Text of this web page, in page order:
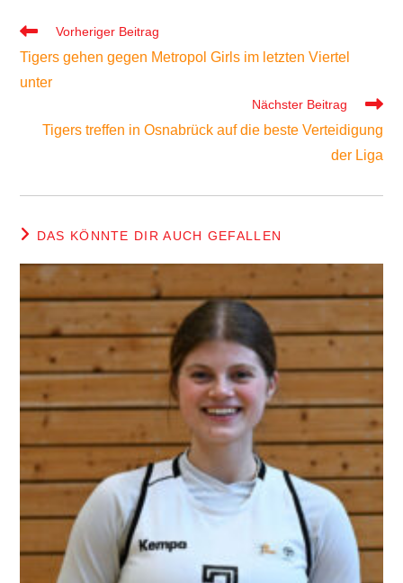
Weitere
ansehen
Vorheriger Beitrag
Tigers gehen gegen Metropol Girls im letzten Viertel
unter
Nächster Beitrag
Tigers treffen in Osnabrück auf die beste Verteidigung
der Liga
DAS KÖNNTE DIR AUCH GEFALLEN